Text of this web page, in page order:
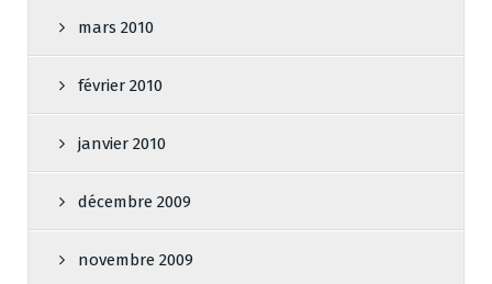
mars 2010
février 2010
janvier 2010
décembre 2009
novembre 2009